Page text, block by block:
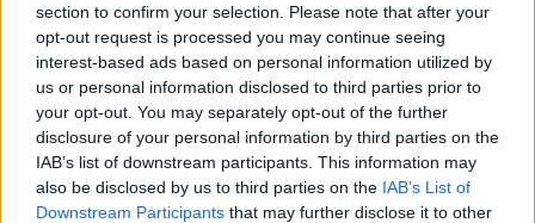
section to confirm your selection. Please note that after your
opt-out request is processed you may continue seeing
interest-based ads based on personal information utilized by
us or personal information disclosed to third parties prior to
your opt-out. You may separately opt-out of the further
disclosure of your personal information by third parties on the
IAB’s list of downstream participants. This information may
also be disclosed by us to third parties on the IAB’s List of
Downstream Participants that may further disclose it to other
Publicidad